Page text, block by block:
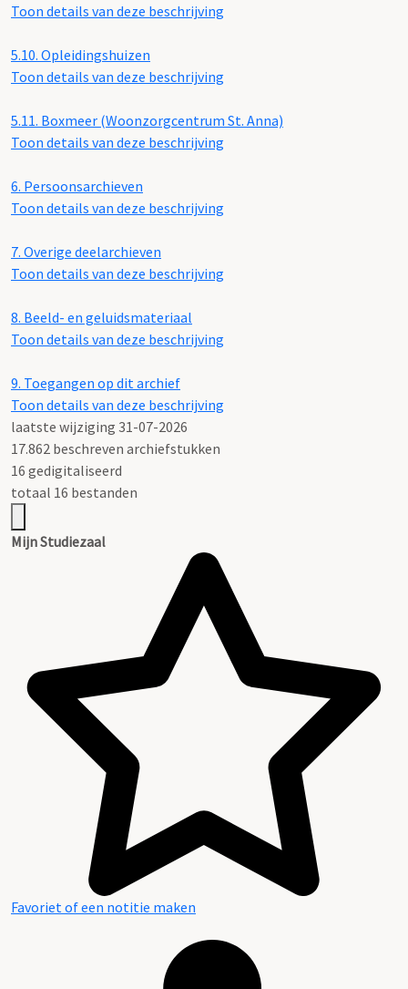
Toon details van deze beschrijving
5.10. Opleidingshuizen
Toon details van deze beschrijving
5.11. Boxmeer (Woonzorgcentrum St. Anna)
Toon details van deze beschrijving
6. Persoonsarchieven
Toon details van deze beschrijving
7. Overige deelarchieven
Toon details van deze beschrijving
8. Beeld- en geluidsmateriaal
Toon details van deze beschrijving
9. Toegangen op dit archief
Toon details van deze beschrijving
laatste wijziging 31-07-2026
17.862 beschreven archiefstukken
16 gedigitaliseerd
totaal 16 bestanden
Mijn Studiezaal
Favoriet of een notitie maken